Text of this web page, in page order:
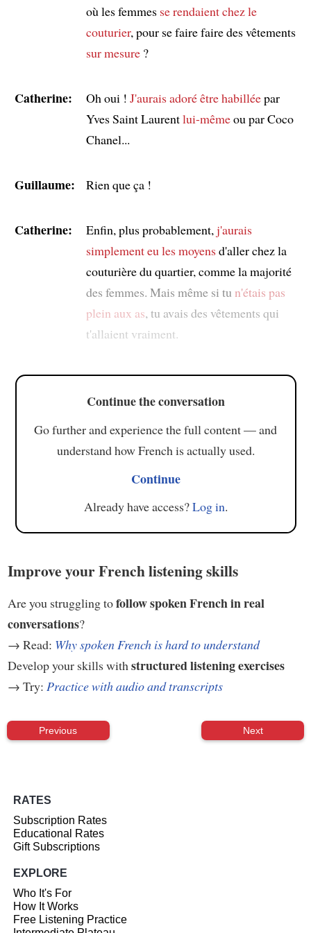
où les femmes se rendaient chez le
couturier, pour se faire faire des vêtements
sur mesure?
Catherine: Oh oui ! J'aurais adoré être habilléepar
Yves Saint Laurentlui-mêmeou par Coco
Chanel...
Guillaume: Rien que ça !
Catherine: Enfin, plus probablement, j'aurais
simplement eu les moyensd'aller chez la
couturière du quartier, comme la majorité
des femmes. Mais même si tu n'étais pas
plein aux as, tu avais des vêtements qui
t'allaient vraiment.
Continue the conversation
Go further and experience the full content — and
understand how French is actually used.
Continue
Already have access?Log in.
Improve your French listening skills
Are you struggling tofollow spoken French in real
conversations?
→ Read: Why spoken French is hard to understand
Develop your skills with structured listening exercises
→ Try: Practice with audio and transcripts
Previous Next
RATES
Subscription Rates
Educational Rates
Gift Subscriptions
EXPLORE
Who It's For
How It Works
Free Listening Practice